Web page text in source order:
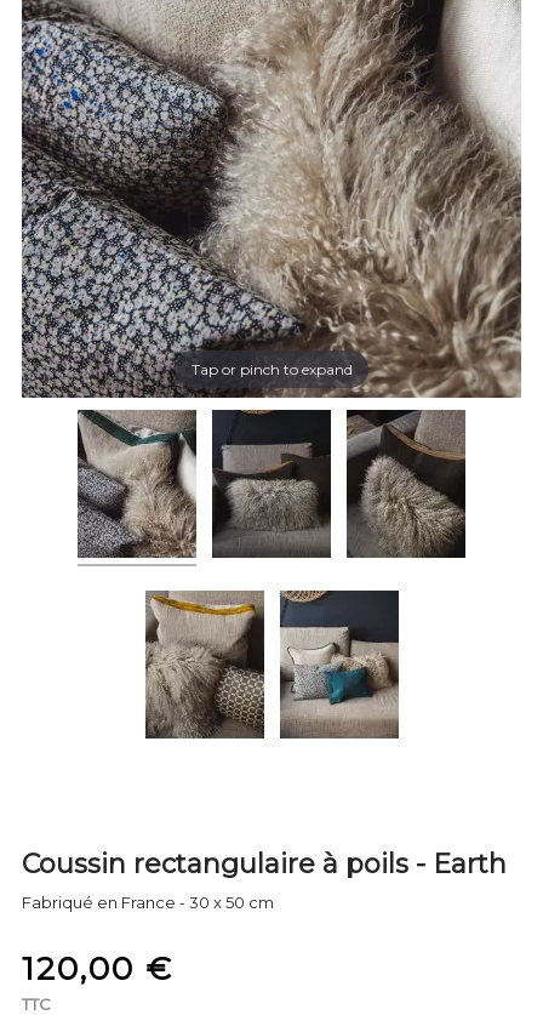
Tap or pinch to expand
Coussin rectangulaire à poils - Earth
Fabriqué en France - 30 x 50 cm
120,00 €
TTC